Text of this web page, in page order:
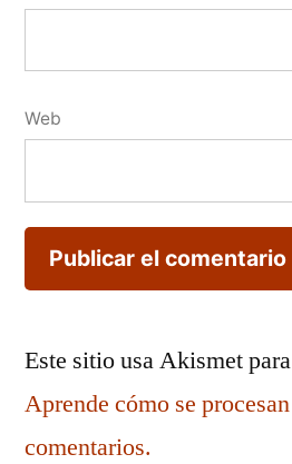
Web
Este sitio usa Akismet
Aprende cómo se
comentarios.